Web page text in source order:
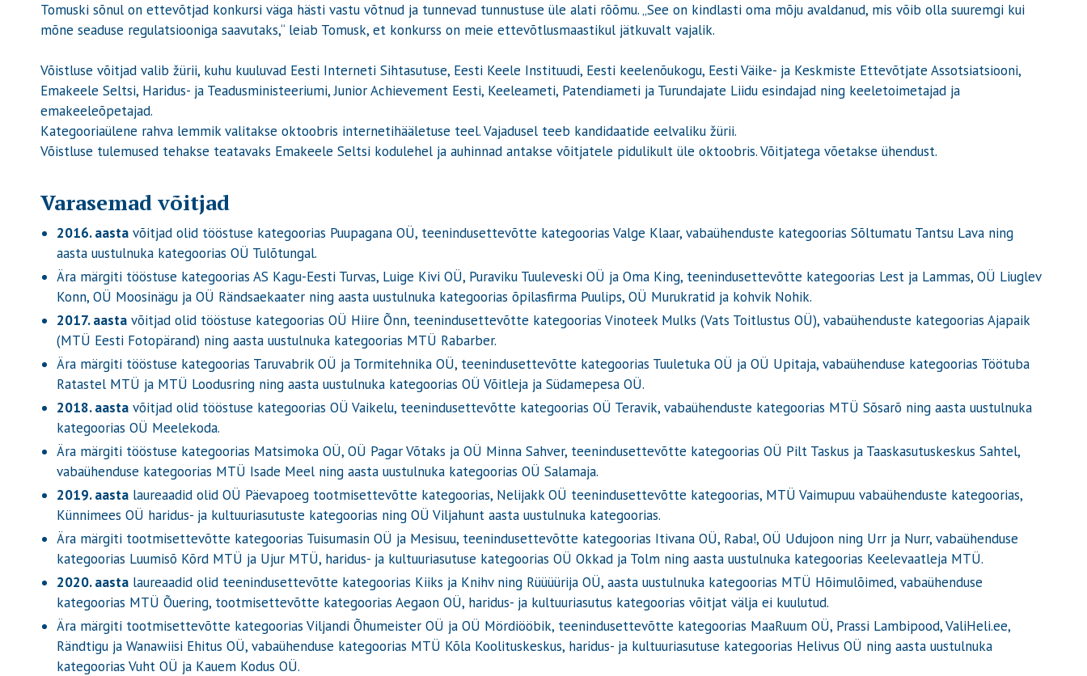
Tomuski sõnul on ettevõtjad konkursi väga hästi vastu võtnud ja tunnevad tunnustuse üle alati rõõmu. „See on kindlasti oma mõju avaldanud, mis võib olla suuremgi kui
mõne seaduse regulatsiooniga saavutaks,“ leiab Tomusk, et konkurss on meie ettevõtlusmaastikul jätkuvalt vajalik.
Võistluse võitjad valib žürii, kuhu kuuluvad Eesti Interneti Sihtasutuse, Eesti Keele Instituudi, Eesti keelenõukogu, Eesti Väike- ja Keskmiste Ettevõtjate Assotsiatsiooni,
Emakeele Seltsi, Haridus- ja Teadusministeeriumi, Junior Achievement Eesti, Keeleameti, Patendiameti ja Turundajate Liidu esindajad ning keeletoimetajad ja
emakeeleõpetajad.
Kategooriaülene rahva lemmik valitakse oktoobris internetihääletuse teel. Vajadusel teeb kandidaatide eelvaliku žürii.
Võistluse tulemused tehakse teatavaks Emakeele Seltsi kodulehel ja auhinnad antakse võitjatele pidulikult üle oktoobris. Võitjatega võetakse ühendust.
Varasemad võitjad
2016. aasta võitjad olid tööstuse kategoorias Puupagana OÜ, teenindusettevõtte kategoorias Valge Klaar, vabaühenduste kategoorias Sõltumatu Tantsu Lava ning
aasta uustulnuka kategoorias OÜ Tulõtungal.
Ära märgiti tööstuse kategoorias AS Kagu-Eesti Turvas, Luige Kivi OÜ, Puraviku Tuuleveski OÜ ja Oma King, teenindusettevõtte kategoorias Lest ja Lammas, OÜ Liuglev
Konn, OÜ Moosinägu ja OÜ Rändsaekaater ning aasta uustulnuka kategoorias õpilasfirma Puulips, OÜ Murukratid ja kohvik Nohik.
2017. aasta võitjad olid tööstuse kategoorias OÜ Hiire Õnn, teenindusettevõtte kategoorias Vinoteek Mulks (Vats Toitlustus OÜ), vabaühenduste kategoorias Ajapaik
(MTÜ Eesti Fotopärand) ning aasta uustulnuka kategoorias MTÜ Rabarber.
Ära märgiti tööstuse kategoorias Taruvabrik OÜ ja Tormitehnika OÜ, teenindusettevõtte kategoorias Tuuletuka OÜ ja OÜ Upitaja, vabaühenduse kategoorias Töötuba
Ratastel MTÜ ja MTÜ Loodusring ning aasta uustulnuka kategoorias OÜ Võitleja ja Südamepesa OÜ.
2018. aasta võitjad olid tööstuse kategoorias OÜ Vaikelu, teenindusettevõtte kategoorias OÜ Teravik, vabaühenduste kategoorias MTÜ Sõsarõ ning aasta uustulnuka
kategoorias OÜ Meelekoda.
Ära märgiti tööstuse kategoorias Matsimoka OÜ, OÜ Pagar Võtaks ja OÜ Minna Sahver, teenindusettevõtte kategoorias OÜ Pilt Taskus ja Taaskasutuskeskus Sahtel,
vabaühenduse kategoorias MTÜ Isade Meel ning aasta uustulnuka kategoorias OÜ Salamaja.
2019. aasta laureaadid olid OÜ Päevapoeg tootmisettevõtte kategoorias, Nelijakk OÜ teenindusettevõtte kategoorias, MTÜ Vaimupuu vabaühenduste kategoorias,
Künnimees OÜ haridus- ja kultuuriasutuste kategoorias ning OÜ Viljahunt aasta uustulnuka kategoorias.
Ära märgiti tootmisettevõtte kategoorias Tuisumasin OÜ ja Mesisuu, teenindusettevõtte kategoorias Itivana OÜ, Raba!, OÜ Udujoon ning Urr ja Nurr, vabaühenduse
kategoorias Luumisõ Kõrd MTÜ ja Ujur MTÜ, haridus- ja kultuuriasutuse kategoorias OÜ Okkad ja Tolm ning aasta uustulnuka kategoorias Keelevaatleja MTÜ.
2020. aasta laureaadid olid teenindusettevõtte kategoorias Kiiks ja Knihv ning Rüüüürija OÜ, aasta uustulnuka kategoorias MTÜ Hõimulõimed, vabaühenduse
kategoorias MTÜ Õuering, tootmisettevõtte kategoorias Aegaon OÜ, haridus- ja kultuuriasutus kategoorias võitjat välja ei kuulutud.
Ära märgiti tootmisettevõtte kategoorias Viljandi Õhumeister OÜ ja OÜ Mördiööbik, teenindusettevõtte kategoorias MaaRuum OÜ, Prassi Lambipood, ValiHeli.ee,
Rändtigu ja Wanawiisi Ehitus OÜ, vabaühenduse kategoorias MTÜ Kõla Koolituskeskus, haridus- ja kultuuriasutuse kategoorias Helivus OÜ ning aasta uustulnuka
kategoorias Vuht OÜ ja Kauem Kodus OÜ.